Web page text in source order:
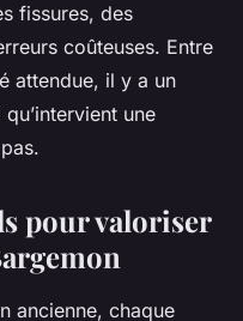
fissures, des
coûteuses. Entre
attendue, il y a un
une
pour valoriser
ancienne, chaque